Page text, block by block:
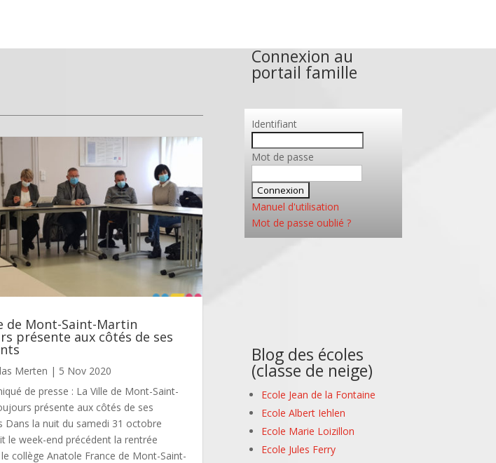
de Mont-Saint-Martin
présente aux côtés de ses
Merten | 5 Nov 2020
de presse : La Ville de Mont-Saint-
présente aux côtés de ses
Dans la nuit du samedi 31 octobre
le week-end précédent la rentrée
collège Anatole France de Mont-Saint-
Connexion au
portail famille
Identifiant
Mot de passe
Manuel d'utilisation
Mot de passe oublié ?
Blog des écoles
(classe de neige)
Ecole Jean de la Fontaine
Ecole Albert Iehlen
Ecole Marie Loizillon
Ecole Jules Ferry